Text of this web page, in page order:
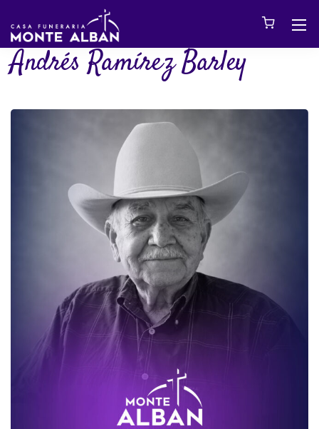
Andrés Ramírez Barley